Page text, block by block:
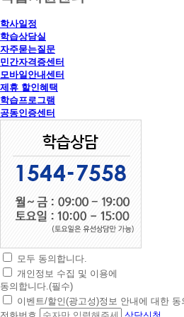
학사일정
학습상담실
자주묻는질문
민간자격증센터
모바일안내센터
제휴 할인혜택
학습프로그램
공동인증센터
초
간
편
상
모두 동의합니다.
개인정보 수집 및 이용에
동의합니다.(필수)
이벤트/할인(광고성)정보 안내에 대한